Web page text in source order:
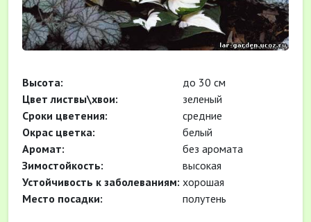
Высота:
до 30 см
Цвет листвы\хвои:
зеленый
Cроки цветения:
средние
Окрас цветка:
белый
Аромат:
без аромата
Зимостойкость:
высокая
Устойчивость к заболеваниям: хорошая
Место посадки:
полутень